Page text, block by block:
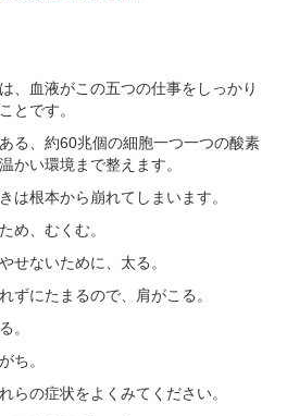
、血液がこの五つの仕事をしっかり
とです。
る、約60兆個の細胞一つ一つの酸素
かい環境まで整えます。
は根本から崩れてしまいます。
め、むくむ。
せないために、太る。
ずにたまるので、肩がこる。
。
ち。
らの症状をよくみてください。